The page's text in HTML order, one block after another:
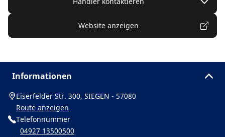
Website anzeigen
Informationen
Eiserfelder Str. 300, SIEGEN - 57080
Route anzeigen
Telefonnummer
04927 13500500